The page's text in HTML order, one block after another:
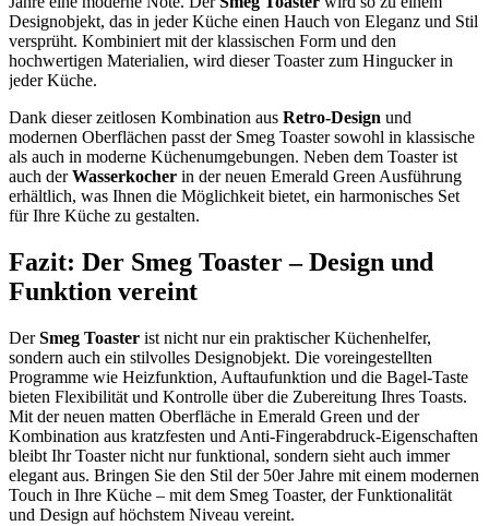
Designobjekt, das in jeder Küche einen Hauch von Eleganz und Stil
versprüht. Kombiniert mit der klassischen Form und den
hochwertigen Materialien, wird dieser Toaster zum Hingucker in
jeder Küche.
Dank dieser zeitlosen Kombination aus Retro-Design und
modernen Oberflächen passt der Smeg Toaster sowohl in klassische
als auch in moderne Küchenumgebungen. Neben dem Toaster ist
auch derWasserkocher in der neuen Emerald Green Ausführung
erhältlich, was Ihnen die Möglichkeit bietet, ein harmonisches Set
für Ihre Küche zu gestalten.
Fazit: Der Smeg Toaster – Design und
Funktion vereint
DerSmeg Toaster ist nicht nur ein praktischer Küchenhelfer,
sondern auch ein stilvolles Designobjekt. Die voreingestellten
Programme wie Heizfunktion, Auftaufunktion und die Bagel-Taste
bieten Flexibilität und Kontrolle über die Zubereitung Ihres Toasts.
Mit der neuen matten Oberfläche in Emerald Green und der
Kombination aus kratzfesten und Anti-Fingerabdruck-Eigenschaften
bleibt Ihr Toaster nicht nur funktional, sondern sieht auch immer
elegant aus. Bringen Sie den Stil der 50er Jahre mit einem modernen
Touch in Ihre Küche – mit dem Smeg Toaster, der Funktionalität
und Design auf höchstem Niveau vereint.